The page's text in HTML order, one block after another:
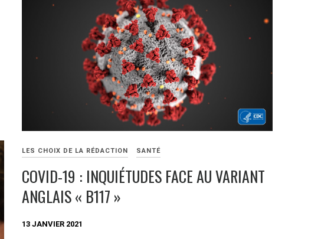
LES CHOIX DE LA RÉDACTION SANTÉ
COVID-19 : INQUIÉTUDES FACE AU VARIANT
ANGLAIS « B117 »
13 JANVIER 2021